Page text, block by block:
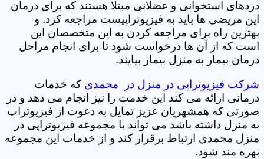
دردهای استخوانی و عضلانی مبتلا هستند که برای درمان
این مریضی ها باید به فیزیوتراپیست مراجعه کرد. و
بهترین راه برای مراجعه کردن به این متخصصان این
است که از آن ها درخواست شود تا برای انجام مراحل
درمان بیمار به منزل بیمار بیایند.
شرکت فیزیوتراپی در منزل در محمدی که خدمات
درمانی ارائه می کند این خدمت را نیز انجام می دهد و در
صورتی که همشهریان عزیز تمایل به دعوت از فیزیوتراپ
به منزل داشته باشد می تواند با مجموعه فیزیوتراپی در
منزل محمدی ارتباط برقرار کند و از خدمات این مجموعه
بهره مند شود.